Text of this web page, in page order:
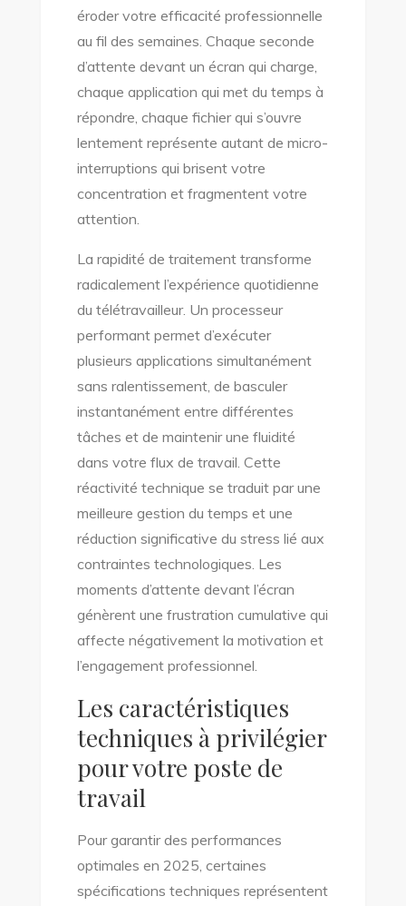
éroder votre efficacité professionnelle
au fil des semaines. Chaque seconde
d’attente devant un écran qui charge,
chaque application qui met du temps à
répondre, chaque fichier qui s’ouvre
lentement représente autant de micro-
interruptions qui brisent votre
concentration et fragmentent votre
attention.
La rapidité de traitement transforme
radicalement l’expérience quotidienne
du télétravailleur. Un processeur
performant permet d’exécuter
plusieurs applications simultanément
sans ralentissement, de basculer
instantanément entre différentes
tâches et de maintenir une fluidité
dans votre flux de travail. Cette
réactivité technique se traduit par une
meilleure gestion du temps et une
réduction significative du stress lié aux
contraintes technologiques. Les
moments d’attente devant l’écran
génèrent une frustration cumulative qui
affecte négativement la motivation et
l’engagement professionnel.
Les caractéristiques
techniques à privilégier
pour votre poste de
travail
Pour garantir des performances
optimales en 2025, certaines
spécifications techniques représentent